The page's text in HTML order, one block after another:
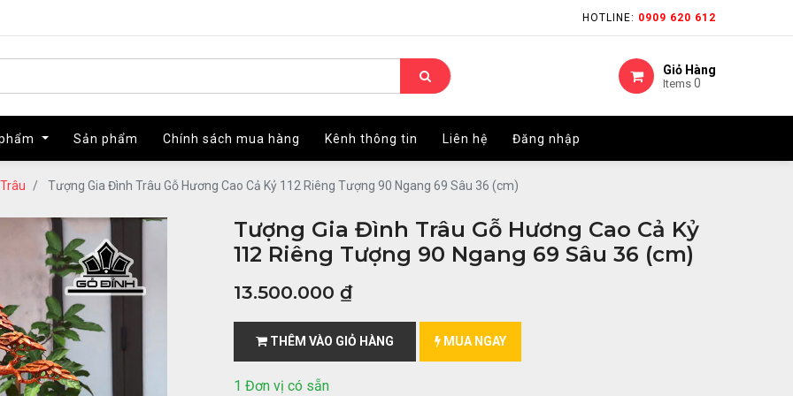
HOTLINE: 0909 620 612
Giỏ Hàng
Items 0
Sản phẩm Chính sách mua hàng Kênh thông tin Liên hệ Đăng nhập
HOTLINE: 0909 620 612
Giỏ Hàng
Items 0
Sản phẩm Chính sách mua hàng Kênh thông tin Liên hệ Đăng nhập
Tượng Gia Đình Trâu Gỗ Hương Cao Cả Kỷ 112 Riêng Tượng 90 Ngang 69 Sâu 36 (cm)
Tượng Gia Đình Trâu Gỗ Hương Cao Cả Kỷ
112 Riêng Tượng 90 Ngang 69 Sâu 36 (cm)
13.500.000 ₫
THÊM VÀO GIỎ HÀNG MUA NGAY
1 Đơn vị có sẵn